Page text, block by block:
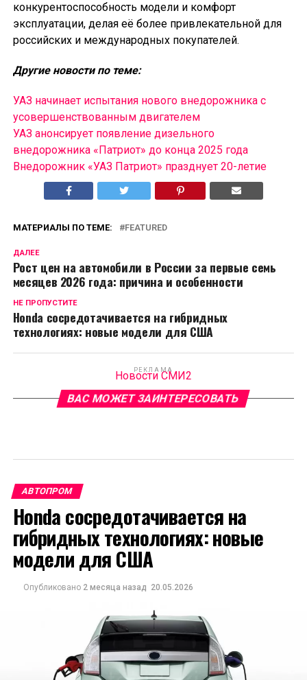
конкурентоспособность модели и комфорт
эксплуатации, делая её более привлекательной для
российских и международных покупателей.
Другие новости по теме:
УАЗ начинает испытания нового внедорожника с
усовершенствованным двигателем
УАЗ анонсирует появление дизельного
внедорожника «Патриот» до конца 2025 года
Внедорожник «УАЗ Патриот» празднует 20-летие
МАТЕРИАЛЫ ПО ТЕМЕ: FEATURED
ДАЛЕЕ
Рост цен на автомобили в России за первые семь
месяцев 2026 года: причина и особенности
НЕ ПРОПУСТИТЕ
Honda сосредотачивается на гибридных
технологиях: новые модели для США
РЕКЛАМА
Новости СМИ2
ВАС МОЖЕТ ЗАИНТЕРЕСОВАТЬ
АВТОПРОМ
Honda сосредотачивается на
гибридных технологиях: новые
модели для США
Опубликовано 2 месяца назад 20.05.2026